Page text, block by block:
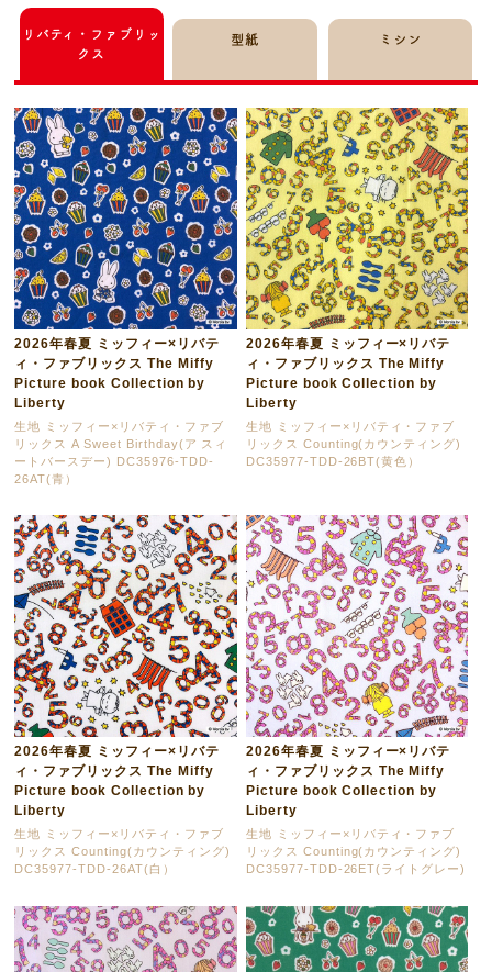
リバティ・ファブリッ
クス
型紙 ミシン
2026年春夏 ミッフィー×リバテ
ィ・ファブリックス The Miffy
Picture book Collection by
Liberty
生地 ミッフィー×リバティ・ファブ
リックス A Sweet Birthday(ア スィ
ートバースデー) DC35976-TDD-
26AT(青）
2026年春夏 ミッフィー×リバテ
ィ・ファブリックス The Miffy
Picture book Collection by
Liberty
生地 ミッフィー×リバティ・ファブ
リックス Counting(カウンティング)
DC35977-TDD-26BT(黄色）
2026年春夏 ミッフィー×リバテ
ィ・ファブリックス The Miffy
Picture book Collection by
Liberty
生地 ミッフィー×リバティ・ファブ
リックス Counting(カウンティング)
DC35977-TDD-26AT(白）
2026年春夏 ミッフィー×リバテ
ィ・ファブリックス The Miffy
Picture book Collection by
Liberty
生地 ミッフィー×リバティ・ファブ
リックス Counting(カウンティング)
DC35977-TDD-26ET(ライトグレー)